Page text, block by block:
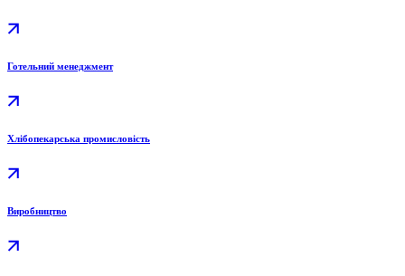
Готельний менеджмент
Хлібопекарська промисловість
Виробництво